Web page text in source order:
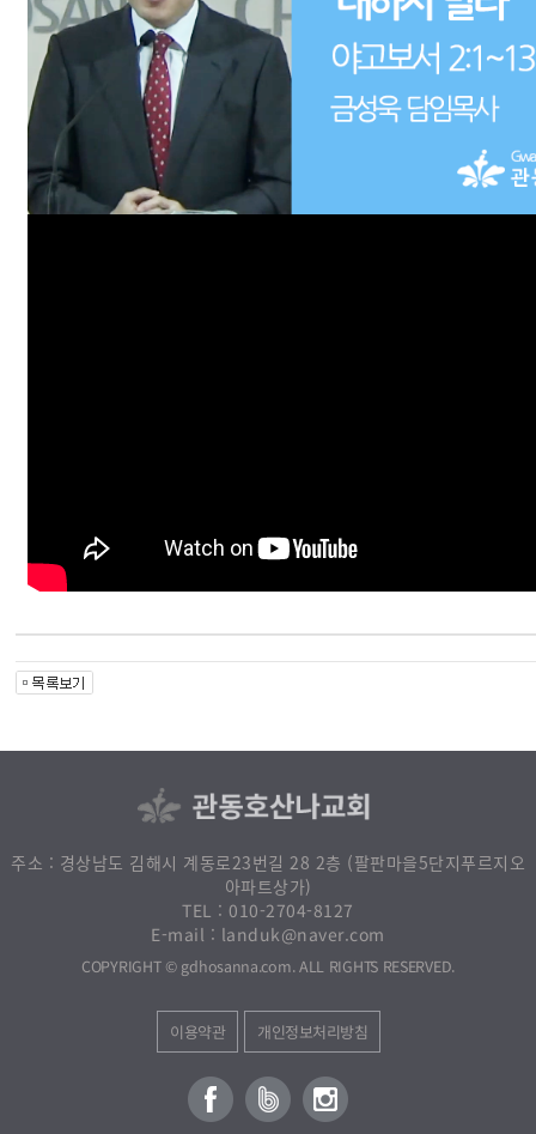
주소 : 경상남도 김해시 계동로23번길 28 2층 (팔판마을5단지푸르지오
아파트상가)
TEL : 010-2704-8127
E-mail : landuk@naver.com
COPYRIGHT © gdhosanna.com. ALL RIGHTS RESERVED.
이용약관 개인정보처리방침